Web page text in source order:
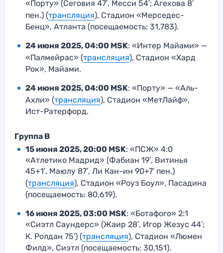
«Порту» (Сеговия 47′, Месси 54′; Агехова 8′
пен.) (трансляция), Стадион «Мерседес-
Бенц», Атланта (посещаемость: 31,783).
24 июня 2025, 04:00 MSK: «Интер Майами» —
«Палмейрас» (трансляция), Стадион «Хард
Рок», Майами.
24 июня 2025, 04:00 MSK: «Порту» — «Аль-
Ахли» (трансляция), Стадион «МетЛайф»,
Ист-Ратерфорд.
Группа B
15 июня 2025, 20:00 MSK: «ПСЖ» 4:0
«Атлетико Мадрид» (Фабиан 19′, Витинья
45+1′, Маюлу 87′, Ли Кан-ин 90+7′ пен.)
(трансляция), Стадион «Роуз Боул», Пасадина
(посещаемость: 80,619).
16 июня 2025, 03:00 MSK: «Ботафого» 2:1
«Сиэтл Саундерс» (Жаир 28′, Игор Жезус 44′;
К. Ролдан 75′) (трансляция), Стадион «Люмен
Филд», Сиэтл (посещаемость: 30,151).